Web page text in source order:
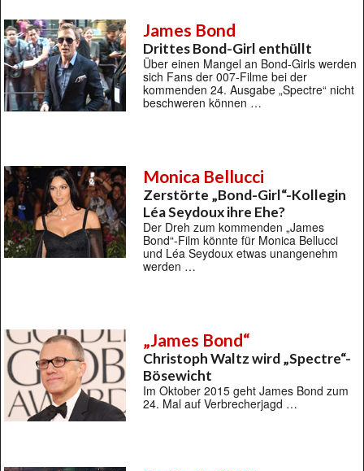
James Bond
Drittes Bond-Girl enthüllt
Über einen Mangel an Bond-Girls werden
sich Fans der 007-Filme bei der
kommenden 24. Ausgabe „Spectre“ nicht
beschweren können …
Monica Bellucci
Zerstörte „Bond-Girl“-Kollegin
Léa Seydoux ihre Ehe?
Der Dreh zum kommenden „James
Bond“-Film könnte für Monica Bellucci
und Léa Seydoux etwas unangenehm
werden …
„James Bond“
Christoph Waltz wird „Spectre“-
Bösewicht
Im Oktober 2015 geht James Bond zum
24. Mal auf Verbrecherjagd …